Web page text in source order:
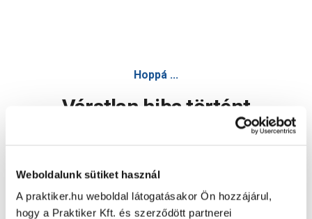
Weboldalunk sütiket használ
A praktiker.hu weboldal látogatásakor Ön hozzájárul,
hogy a Praktiker Kft. és szerződött partnerei
Hoppá ...
Váratlan hiba történt
Oldal újratöltése